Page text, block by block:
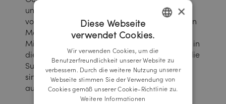
und mit bestehenden Mitarbeitern sowie den
vom Unternehmen hauptsächlich verwendeten
Materialien inszeniert. Dabei blicken die
Mitarbeiter dem Betrachter durch Öffnungen in
diesen Materialien entgegen – somit wirken die
Sujets, als hätten sie sich selbst und damit
sinnbildlich gesprochen ihr Talent tatsächlich
ausgepackt.
GERMAN
×
Diese Webseite
verwendet Cookies.
Wir verwenden Cookies, um die
Benutzerfreundlichkeit unserer Website zu
verbessern. Durch die weitere Nutzung unserer
Webseite stimmen Sie der Verwendung von
Cookies gemäß unserer Cookie-Richtlinie zu.
Weitere Informationen